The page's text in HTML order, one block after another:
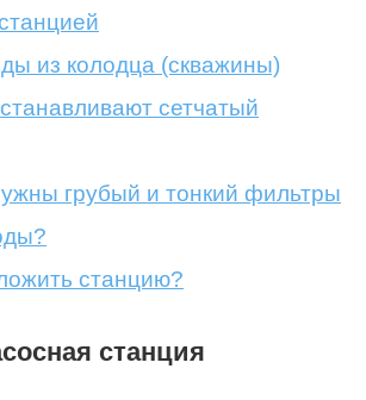
из колодца (скважины)
сетчатый
грубый и тонкий фильтры
станцию?
станция